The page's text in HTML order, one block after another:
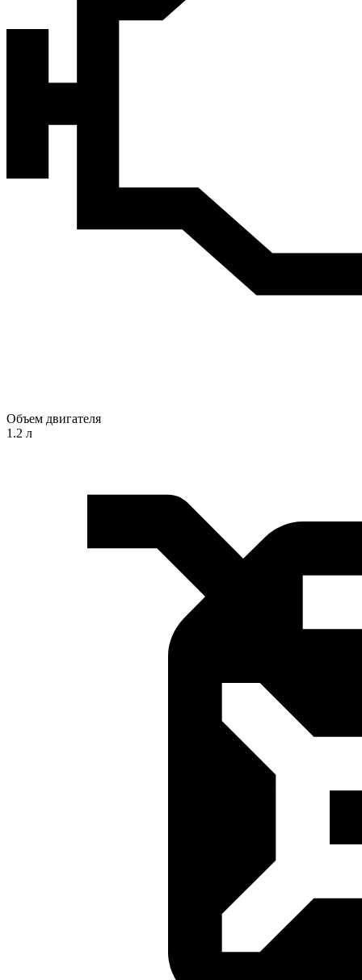
Объем двигателя
1.2 л